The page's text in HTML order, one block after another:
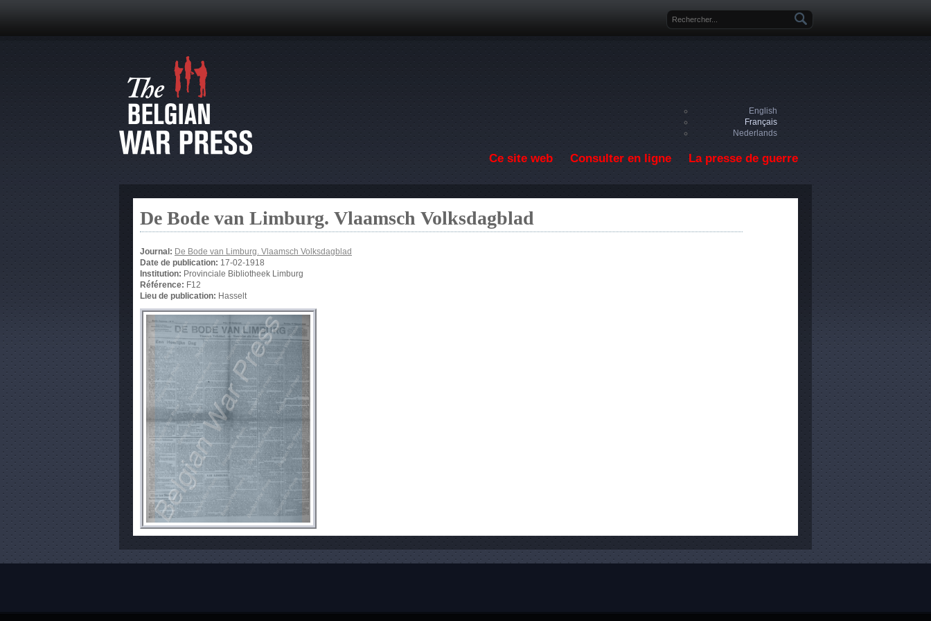
Formulaire de recherche
English
Français
Nederlands
Ce site web Consulter en ligne La presse de guerre
De Bode van Limburg. Vlaamsch Volksdagblad
Journal: De Bode van Limburg. Vlaamsch Volksdagblad
Date de publication: 17-02-1918
Institution: Provinciale Bibliotheek Limburg
Référence: F12
Lieu de publication: Hasselt